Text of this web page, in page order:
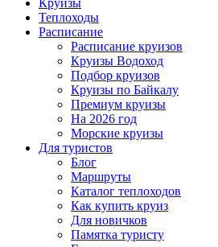
Круизы
Теплоходы
Расписание
Расписание круизов
Круизы Водоход
Подбор круизов
Круизы по Байкалу
Премиум круизы
На 2026 год
Морские круизы
Для туристов
Блог
Маршруты
Каталог теплоходов
Как купить круиз
Для новичков
Памятка туристу